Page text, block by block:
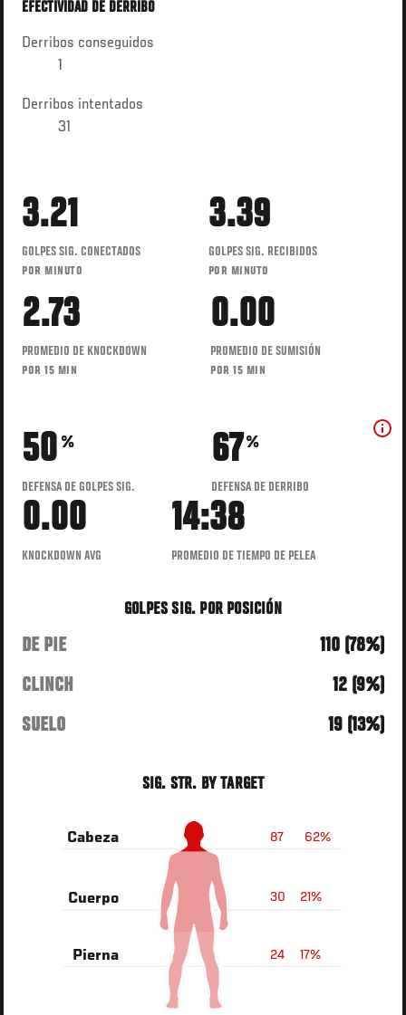
EFECTIVIDAD DE DERRIBO
Derribos conseguidos
1
Derribos intentados
31
3.21
GOLPES SIG. CONECTADOS
POR MINUTO
3.39
GOLPES SIG. RECIBIDOS
POR MINUTO
2.73
PROMEDIO DE KNOCKDOWN
POR 15 MIN
0.00
PROMEDIO DE SUMISIÓN
POR 15 MIN
50 %
DEFENSA DE GOLPES SIG.
67 %
DEFENSA DE DERRIBO
0.00
KNOCKDOWN AVG
14:38
PROMEDIO DE TIEMPO DE PELEA
GOLPES SIG. POR POSICIÓN
DE PIE
110 (78%)
CLINCH
12 (9%)
SUELO
19 (13%)
SIG. STR. BY TARGET
62%
87
Cabeza
21%
30
Cuerpo
17%
24
Pierna